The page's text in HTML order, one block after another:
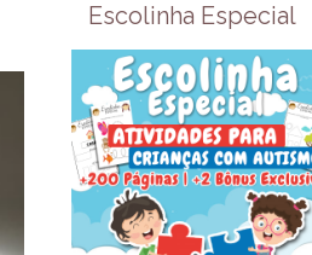
Escolinha Especial